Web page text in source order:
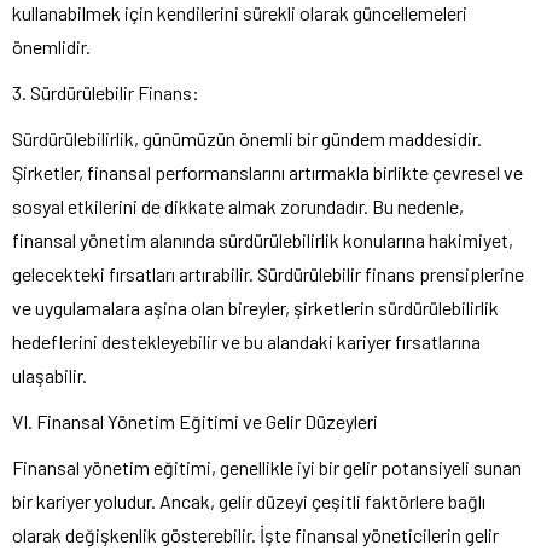
kullanabilmek için kendilerini sürekli olarak güncellemeleri
önemlidir.
3. Sürdürülebilir Finans:
Sürdürülebilirlik, günümüzün önemli bir gündem maddesidir.
Şirketler, finansal performanslarını artırmakla birlikte çevresel ve
sosyal etkilerini de dikkate almak zorundadır. Bu nedenle,
finansal yönetim alanında sürdürülebilirlik konularına hakimiyet,
gelecekteki fırsatları artırabilir. Sürdürülebilir finans prensiplerine
ve uygulamalara aşina olan bireyler, şirketlerin sürdürülebilirlik
hedeflerini destekleyebilir ve bu alandaki kariyer fırsatlarına
ulaşabilir.
VI. Finansal Yönetim Eğitimi ve Gelir Düzeyleri
Finansal yönetim eğitimi, genellikle iyi bir gelir potansiyeli sunan
bir kariyer yoludur. Ancak, gelir düzeyi çeşitli faktörlere bağlı
olarak değişkenlik gösterebilir. İşte finansal yöneticilerin gelir